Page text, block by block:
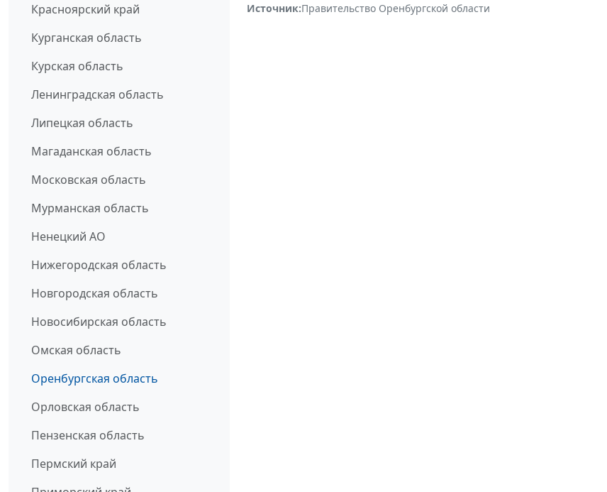
Красноярский край
Курганская область
Курская область
Ленинградская область
Липецкая область
Магаданская область
Московская область
Мурманская область
Ненецкий АО
Нижегородская область
Новгородская область
Новосибирская область
Омская область
Оренбургская область
Орловская область
Пензенская область
Пермский край
Источник:Правительство Оренбургской области